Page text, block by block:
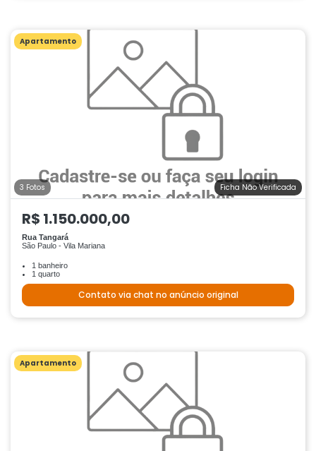
Apartamento
3 Fotos Ficha Não Verificada
R$ 1.150.000,00
Rua Tangará
São Paulo - Vila Mariana
1 banheiro
1 quarto
Contato via chat no anúncio original
Apartamento